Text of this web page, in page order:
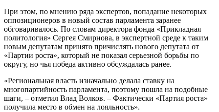
При этом, по мнению ряда экспертов, попадание некоторых
оппозиционеров в новый состав парламента заранее
обговаривалось. По словам директора фонда «Прикладная
политология» Сергея Смирнова, в экспертной среде к таким
новым депутатам принято причислять нового депутата от
«Партии роста», который не показал серьезной борьбы по
округу, но чья победа активно обсуждалась ранее.
«Региональная власть изначально делала ставку на
многопартийность парламента, поэтому пошла на подобные
шаги, – отметил Влад Волков. – Фактически «Партия роста»
получила место в обмен на лояльность».